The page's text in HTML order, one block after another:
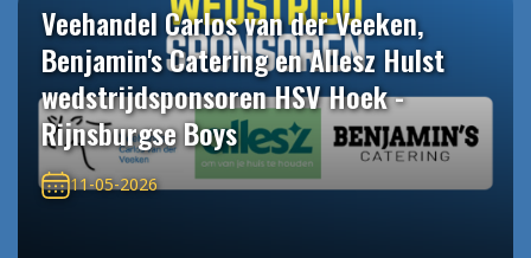
Veehandel Carlos van der Veeken,
Benjamin's Catering en Allesz Hulst
wedstrijdsponsoren HSV Hoek -
Rijnsburgse Boys
11-05-2026